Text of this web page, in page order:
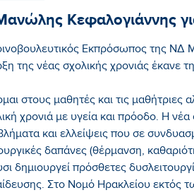
Κεφαλογιάννης
Εκπρόσωπος της
της νέας σχολικής χρονιάς έκανε
στους μαθητές και τις μαθήτριες
χρονιά με υγεία και πρόοδο. Η
και ελλείψεις που σε
δαπάνες (θέρμανση,
δημιουργεί πρόσθετες
Στο Νομό Ηρακλείου εκτός